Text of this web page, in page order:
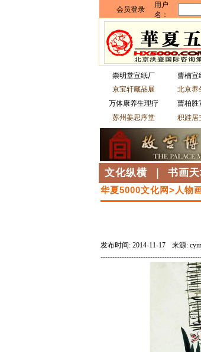
崇明堂宣纸厂
曹楠宣
京宝轩藏品展
北京养
万体康养生理疗
曹柏胜
苏州姜思序堂
积跬居
文化纵横 书画
华夏5000文化网>人物
发布时间: 2014-11-17 来源: